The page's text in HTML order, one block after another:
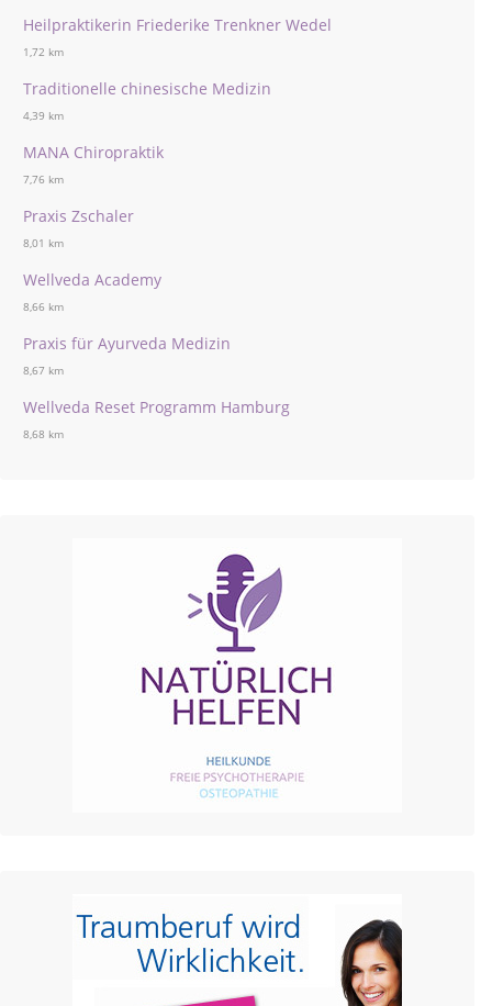
Heilpraktikerin Friederike Trenkner Wedel
1,72 km
Traditionelle chinesische Medizin
4,39 km
MANA Chiropraktik
7,76 km
Praxis Zschaler
8,01 km
Wellveda Academy
8,66 km
Praxis für Ayurveda Medizin
8,67 km
Wellveda Reset Programm Hamburg
8,68 km